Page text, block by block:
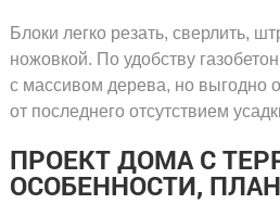
Блоки легко резать, сверлить,
ножовкой. По удобству
с массивом дерева, но выгодно
от последнего отсутствием
ПРОЕКТ ДОМА С
ОСОБЕННОСТИ,